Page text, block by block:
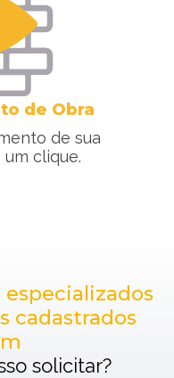
de Obra
de sua
clique.
cadastrados
solicitar?